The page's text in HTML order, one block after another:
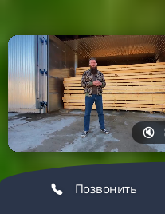
🔇
Позвонить